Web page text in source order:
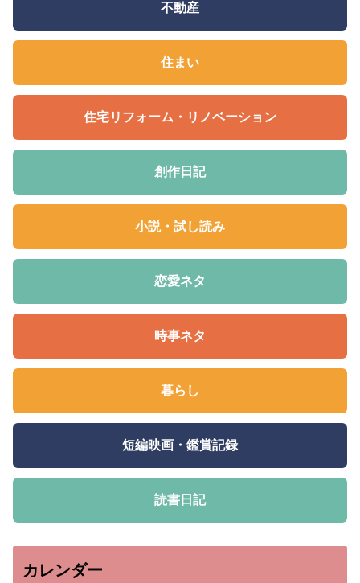
不動産
住まい
住宅リフォーム・リノベーション
創作日記
小説・試し読み
恋愛ネタ
時事ネタ
暮らし
短編映画・鑑賞記録
読書日記
カレンダー